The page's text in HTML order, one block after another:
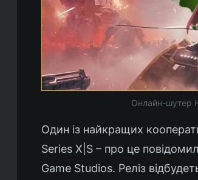
Онлайн-шутер
Один із найкращих
Series X|S – про це
Game Studios. Реліз